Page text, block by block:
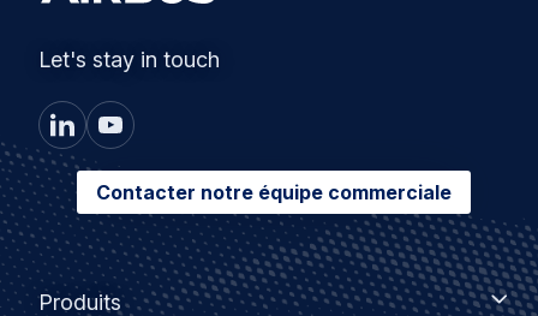
Let's stay in touch
Contacter notre équipe commerciale
Footer
Produits
Produits